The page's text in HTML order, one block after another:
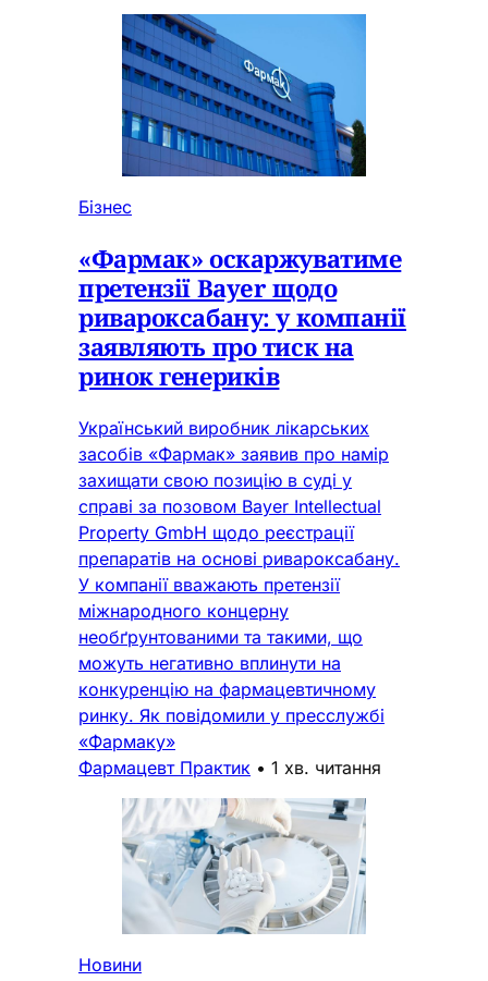
Бізнес
«Фармак» оскаржуватиме
претензії Bayer щодо
ривароксабану: у компанії
заявляють про тиск на
ринок генериків
Український виробник лікарських
засобів «Фармак» заявив про намір
захищати свою позицію в суді у
справі за позовом Bayer Intellectual
Property GmbH щодо реєстрації
препаратів на основі ривароксабану.
У компанії вважають претензії
міжнародного концерну
необґрунтованими та такими, що
можуть негативно вплинути на
конкуренцію на фармацевтичному
ринку. Як повідомили у пресслужбі
«Фармаку»
Фармацевт Практик • 1 хв. читання
Новини